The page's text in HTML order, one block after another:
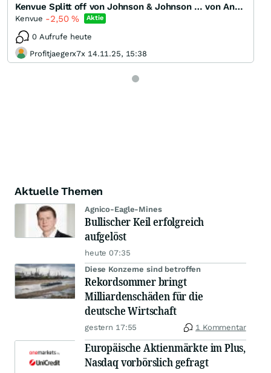
Kenvue Splitt off von Johnson & Johnson … von Anfang an dabei …
Kenvue -2,50% Aktie
0 Aufrufe heute
Profitjaegerx7x 14.11.25, 15:38
Aktuelle Themen
Agnico-Eagle-Mines
Bullischer Keil erfolgreich
aufgelöst
heute 07:35
Diese Konzerne sind betroffen
Rekordsommer bringt
Milliardenschäden für die
deutsche Wirtschaft
gestern 17:55 1 Kommentar
Europäische Aktienmärkte im Plus,
Nasdaq vorbörslich gefragt